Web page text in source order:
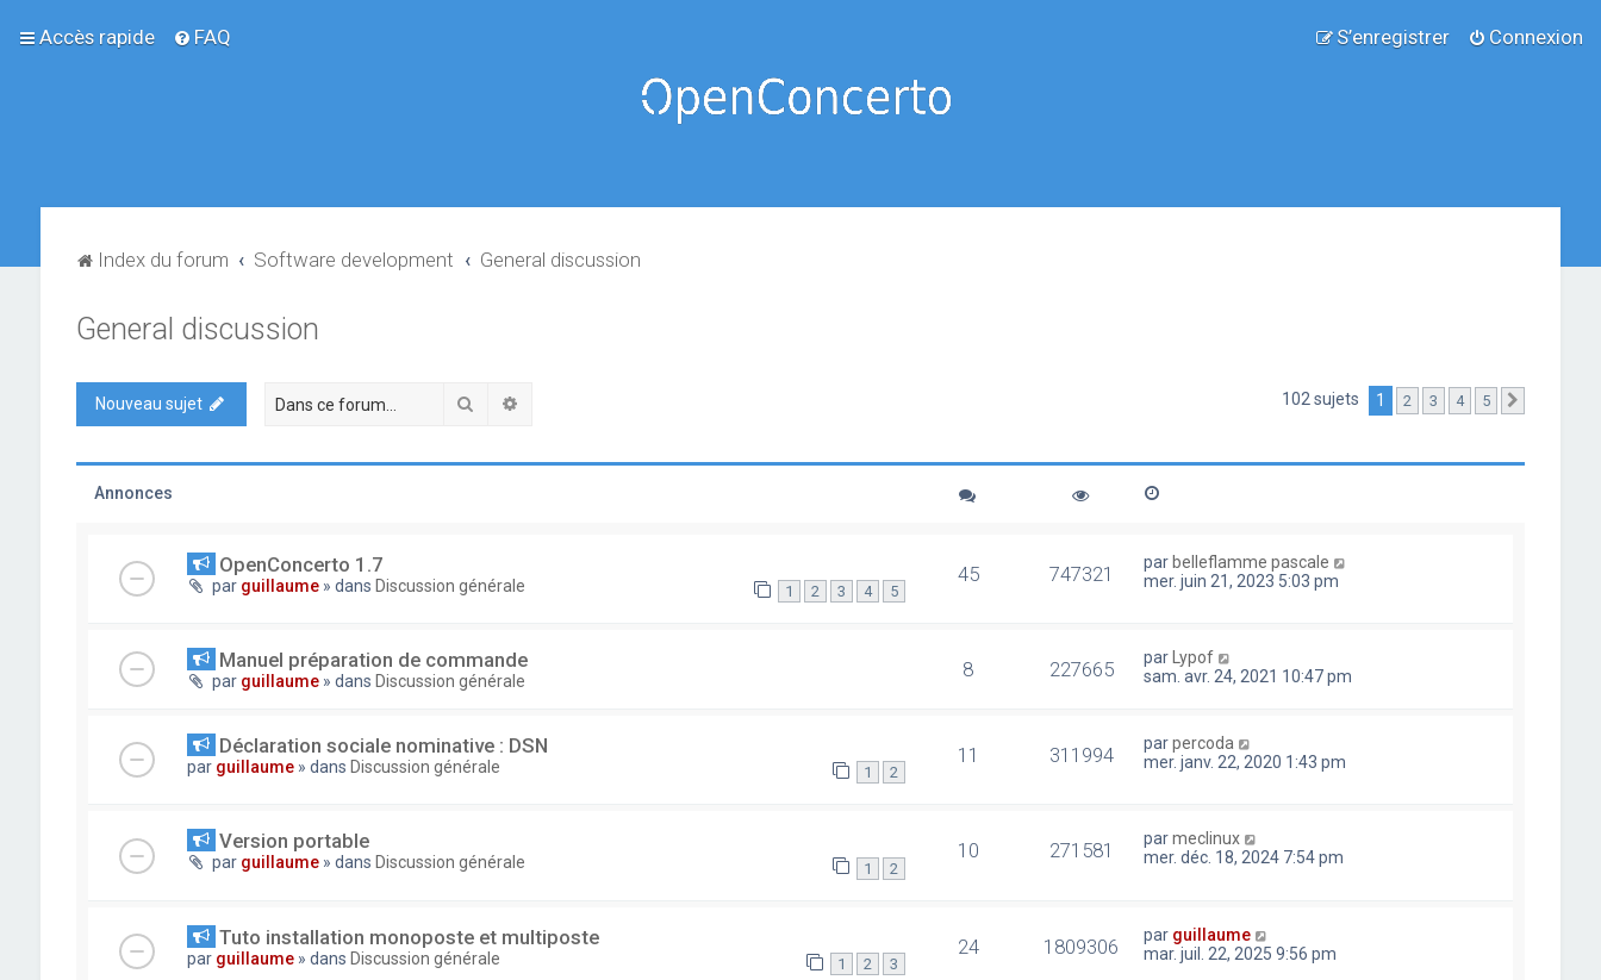
Accès rapide FAQ Connexion
S’enregistrer
Index du forum Software development General discussion
General discussion
Nouveau sujet Rechercher 102 sujets 1 2 3 4 5
Annonces
OpenConcerto 1.7
par guillaume » dans Discussion générale 1 2 3 4 5
45 747321 par belleflamme pascale
mer. juin 21, 2023 5:03 pm
Manuel préparation de commande
par guillaume » dans Discussion générale 8 227665 par Lypof
sam. avr. 24, 2021 10:47 pm
Déclaration sociale nominative : DSN
par guillaume » dans Discussion générale 1 2
11 311994 parpercoda
mer. janv. 22, 2020 1:43 pm
Version portable
par guillaume » dans Discussion générale 1 2
10 271581 parmeclinux
mer. déc. 18, 2024 7:54 pm
Tuto installation monoposte et multiposte
par guillaume » dans Discussion générale 1 2 3
24 1809306 par guillaume
mar. juil. 22, 2025 9:56 pm